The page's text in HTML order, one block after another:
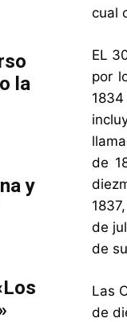
la
y
cual
EL
por
de
de
de
Las
de